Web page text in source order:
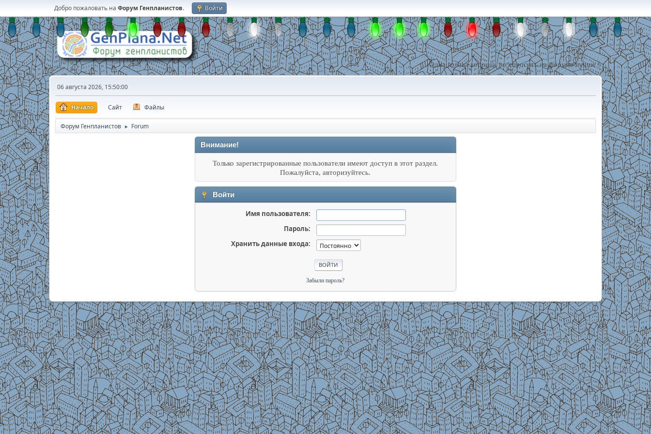
Добро пожаловать на Форум Генпланистов. Войти
Одна голова хорошо, но спросить на форуме лучше !
06 августа 2026, 15:50:00
Начало Сайт Файлы
Форум Генпланистов ► Forum
Внимание!
Только зарегистрированные пользователи имеют доступ в этот раздел.
Пожалуйста, авторизуйтесь.
Войти
Имя пользователя:
Пароль:
Хранить данные входа:
Забыли пароль?